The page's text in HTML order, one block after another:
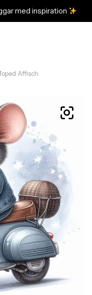
med inspiration
Affisch